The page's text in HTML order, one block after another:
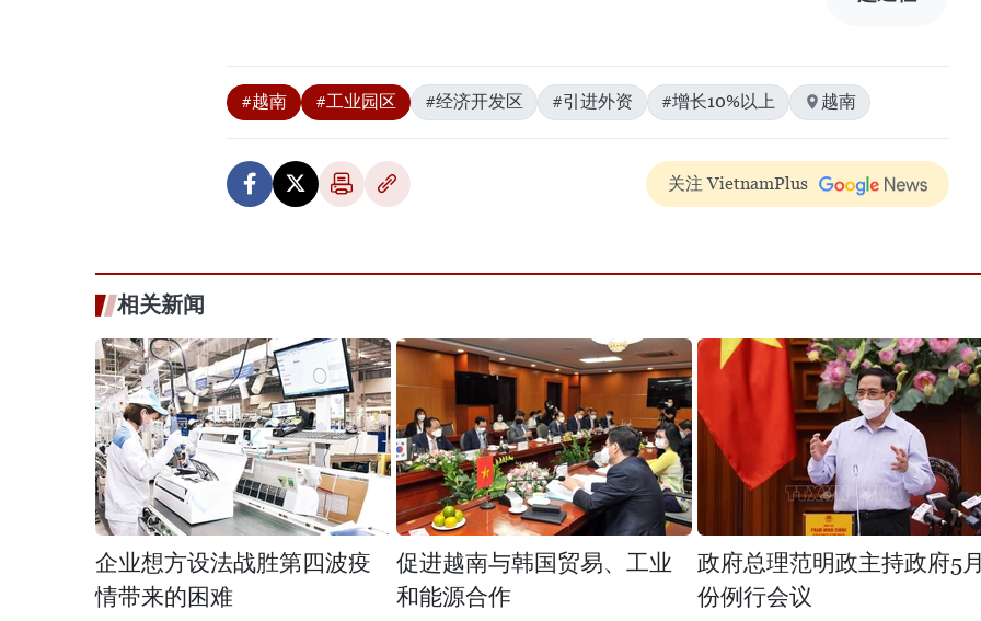
#越南 #工业园区 #经济开发区 #引进外资 #增长10%以上 越南
关注 VietnamPlus
相关新闻
企业想方设法战胜第四波疫
情带来的困难
促进越南与韩国贸易、工业
和能源合作
政府总理范明政主持政府5
份例行会议